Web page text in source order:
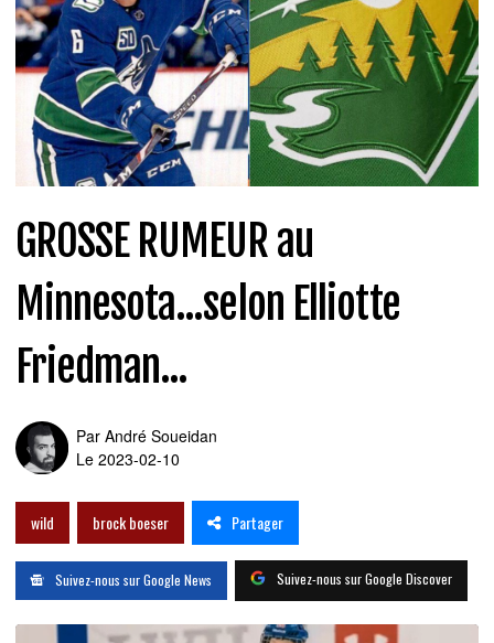
GROSSE RUMEUR au
Minnesota...selon Elliotte
Friedman...
Par André Soueidan
Le 2023-02-10
wild brock boeser Partager
Suivez-nous sur Google News Suivez-nous sur Google Discover